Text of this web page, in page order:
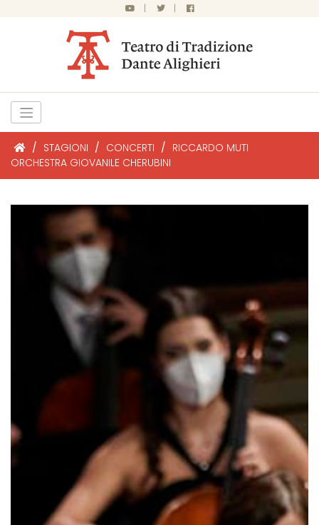
| |
/ STAGIONI / CONCERTI / RICCARDO MUTI
ORCHESTRA GIOVANILE CHERUBINI